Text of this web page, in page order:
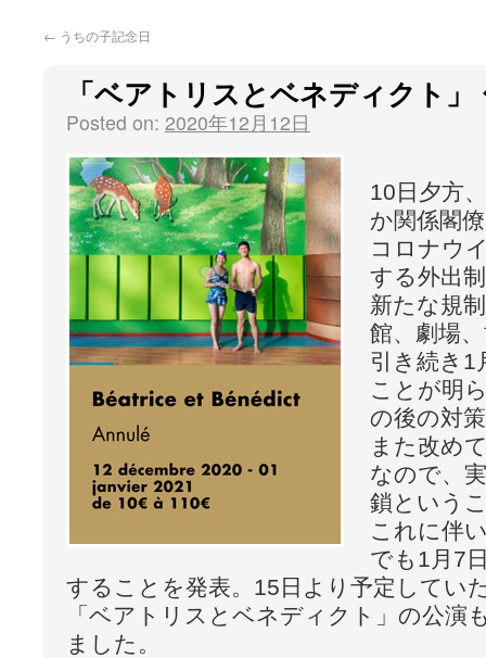
← うちの子記念日
「ベアトリスとベネディクト」
Posted on: 2020年12月12日
10日夕方
か関係閣
コロナウ
する外出
新たな規
館、劇場
引き続き1
ことが明
の後の対
また改め
なので、
鎖という
これに伴
でも1月7
することを発表。15日より予定してい
「ベアトリスとベネディクト」の公演
ました。